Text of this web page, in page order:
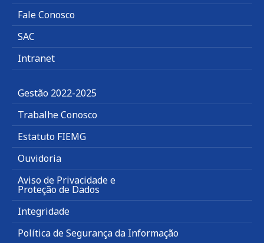
Fale Conosco
SAC
Intranet
Gestão 2022-2025
Trabalhe Conosco
Estatuto FIEMG
Ouvidoria
Aviso de Privacidade e
Proteção de Dados
Integridade
Política de Segurança da Informação